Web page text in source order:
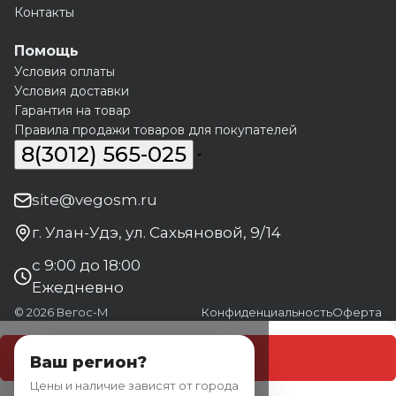
Контакты
Помощь
Условия оплаты
Условия доставки
Гарантия на товар
Правила продажи товаров для покупателей
8(3012) 565-025
site@vegosm.ru
г. Улан-Удэ, ул. Сахьяновой, 9/14
с 9:00 до 18:00
Ежедневно
© 2026 Вегос-М КонфиденциальностьОферта
Ваш регион?
Цены и наличие зависят от города